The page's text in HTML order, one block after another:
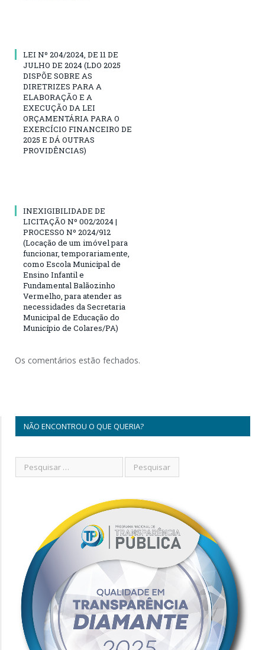
LEI Nº 204/2024, DE 11 DE
JULHO DE 2024 (LDO 2025
DISPÕE SOBRE AS
DIRETRIZES PARA A
ELABORAÇÃO E A
EXECUÇÃO DA LEI
ORÇAMENTÁRIA PARA O
EXERCÍCIO FINANCEIRO DE
2025 E DÁ OUTRAS
PROVIDÊNCIAS)
INEXIGIBILIDADE DE
LICITAÇÃO Nº 002/2024 |
PROCESSO Nº 2024/912
(Locação de um imóvel para
funcionar, temporariamente,
como Escola Municipal de
Ensino Infantil e
Fundamental Balãozinho
Vermelho, para atender as
necessidades da Secretaria
Municipal de Educação do
Município de Colares/PA)
Os comentários estão fechados.
NÃO ENCONTROU O QUE QUERIA?